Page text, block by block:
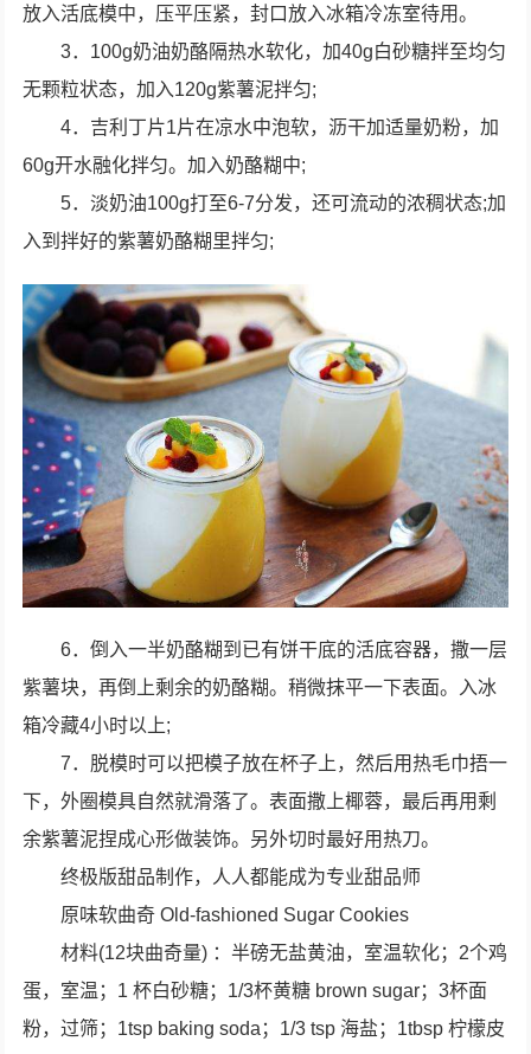
放入活底模中，压平压紧，封口放入冰箱冷冻室待用。
3．100g奶油奶酪隔热水软化，加40g白砂糖拌至均匀
无颗粒状态，加入120g紫薯泥拌匀;
4．吉利丁片1片在凉水中泡软，沥干加适量奶粉，加
60g开水融化拌匀。加入奶酪糊中;
5．淡奶油100g打至6-7分发，还可流动的浓稠状态;加
入到拌好的紫薯奶酪糊里拌匀;
6．倒入一半奶酪糊到已有饼干底的活底容器，撒一层
紫薯块，再倒上剩余的奶酪糊。稍微抹平一下表面。入冰
箱冷藏4小时以上;
7．脱模时可以把模子放在杯子上，然后用热毛巾捂一
下，外圈模具自然就滑落了。表面撒上椰蓉，最后再用剩
余紫薯泥捏成心形做装饰。另外切时最好用热刀。
终极版甜品制作，人人都能成为专业甜品师
原味软曲奇 Old-fashioned Sugar Cookies
材料(12块曲奇量) ：半磅无盐黄油，室温软化；2个鸡
蛋，室温；1 杯白砂糖；1/3杯黄糖 brown sugar；3杯面
粉，过筛；1tsp baking soda；1/3 tsp 海盐；1tbsp 柠檬皮